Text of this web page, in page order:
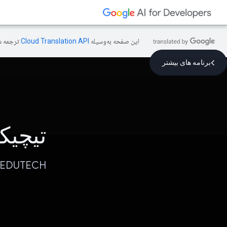
این صفحه به‌وسیله ترجمه
برنامه های بیشتر
EDUTECH